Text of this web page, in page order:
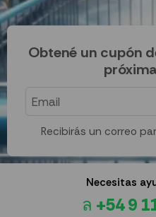
Obtené un cupón
Recibirás un correo
Necesitas
+54 9